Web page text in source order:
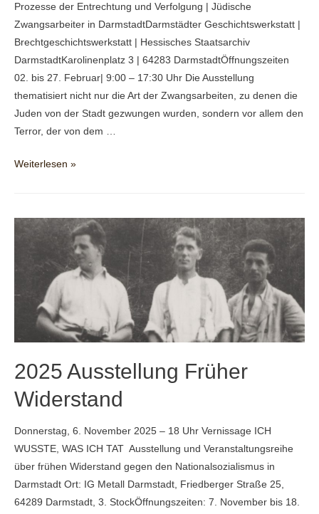
Prozesse der Entrechtung und Verfolgung | Jüdische
Zwangsarbeiter in DarmstadtDarmstädter Geschichtswerkstatt |
Brechtgeschichtswerkstatt | Hessisches Staatsarchiv
DarmstadtKarolinenplatz 3 | 64283 DarmstadtÖffnungszeiten
02. bis 27. Februar| 9:00 – 17:30 Uhr Die Ausstellung
thematisiert nicht nur die Art der Zwangsarbeiten, zu denen die
Juden von der Stadt gezwungen wurden, sondern vor allem den
Terror, der von dem …
2026
Staatsarchiv
Weiterlesen »
2025 Ausstellung Früher
Widerstand
Donnerstag, 6. November 2025 – 18 Uhr Vernissage ICH
WUSSTE, WAS ICH TAT Ausstellung und Veranstaltungsreihe
über frühen Widerstand gegen den Nationalsozialismus in
Darmstadt Ort: IG Metall Darmstadt, Friedberger Straße 25,
64289 Darmstadt, 3. StockÖffnungszeiten: 7. November bis 18.